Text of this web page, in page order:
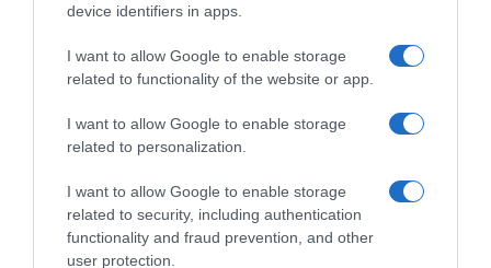
device identifiers in apps.
I want to allow Google to enable storage
related to functionality of the website or app.
I want to allow Google to enable storage
related to personalization.
I want to allow Google to enable storage
related to security, including authentication
functionality and fraud prevention, and other
user protection.
Live ενημέρωση για Κηφισό, Αττική Οδό και κέντρο Αθήνας από το
ΤΟ ΠΑΡΟΝ ΤΗΣ ΚΥΡΙΑΚΗΣ